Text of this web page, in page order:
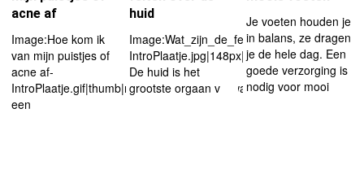
acne af
Image:Hoe kom ik
van mijn puistjes of
acne af-
IntroPlaatje.gif|thumb|rightAcne...puistjes...wat
een
huid
Image:Wat_zijn_de_feiten_over_de_huid-
IntroPlaatje.jpg|148px|left
De huid is het
grootste orgaan v
Je voeten houden je
in balans, ze dragen
je de hele dag. Een
goede verzorging is
nodig voor mooi